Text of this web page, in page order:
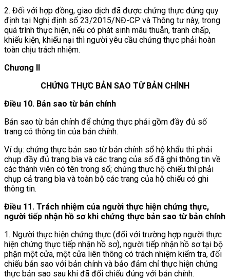
2. Đối với hợp đồng, giao dịch đã được chứng thực đúng quy
định tại Nghị định số 23/2015/NĐ-CP và Thông tư này, trong
quá trình thực hiện, nếu có phát sinh mâu thuẫn, tranh chấp,
khiếu kiện, khiếu nại thì người yêu cầu chứng thực phải hoàn
toàn chịu trách nhiệm.
Chương II
CHỨNG THỰC BẢN SAO TỪ BẢN CHÍNH
Điều 10. Bản sao từ bản chính
Bản sao từ bản chính để chứng thực phải gồm đầy đủ số
trang có thông tin của bản chính.
Ví dụ: chứng thực bản sao từ bản chính sổ hộ khẩu thì phải
chụp đầy đủ trang bìa và các trang của sổ đã ghi thông tin về
các thành viên có tên trong sổ; chứng thực hộ chiếu thì phải
chụp cả trang bìa và toàn bộ các trang của hộ chiếu có ghi
thông tin.
Điều 11. Trách nhiệm của người thực hiện chứng thực,
người tiếp nhận hồ sơ khi chứng thực bản sao từ bản chính
1. Người thực hiện chứng thực (đối với trường hợp người thực
hiện chứng thực tiếp nhận hồ sơ), người tiếp nhận hồ sơ tại bộ
phận một cửa, một cửa liên thông có trách nhiệm kiểm tra, đối
chiếu bản sao với bản chính và bảo đảm chỉ thực hiện chứng
thực bản sao sau khi đã đối chiếu đúng với bản chính.